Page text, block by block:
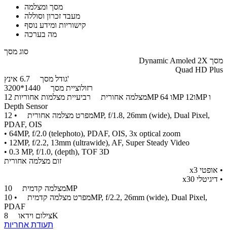
מסך ומצלמה
מעבד זכרון וסוללה
קישוריות ומידע נוסף
מה בערכה
סוג מסך
מסך Dynamic Amoled 2X
Quad HD Plus
גודל מסך6.7 אינץ'
רזולוציית מסך
מצלמה אחורית
רביעיית מצלמות אחוריות 12MP ו 64MP ו12MP ו
Depth Sensor
מפרט מצלמה אחורית
• 12MP, f/1.8, 26mm (wide), Dual Pixel,
PDAF, OIS
• 64MP, f/2.0 (telephoto), PDAF, OIS, 3x optical zoom
• 12MP, f/2.2, 13mm (ultrawide), AF, Super Steady Video
• 0.3 MP, f/1.0, (depth), TOF 3D
זום מצלמה אחורית
​​• אופטי x3
• דיגיטלי x30
מצלמה קדמית10MP
מפרט מצלמה קדמית
• 10MP, f/2.2, 26mm (wide), Dual Pixel,
PDAF
צילום וידאו8K
תעודת אחריות